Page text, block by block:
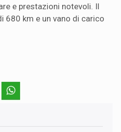
e prestazioni notevoli. Il
680 km e un vano di carico